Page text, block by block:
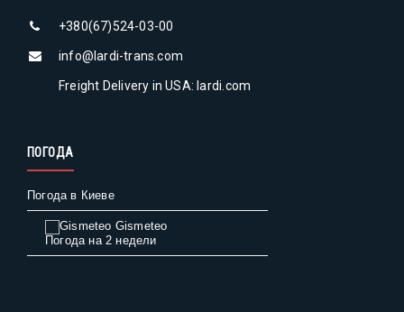
+380(67)524-03-00
info@lardi-trans.com
Freight Delivery in USA: lardi.com
ПОГОДА
Погода в Киеве
Gismeteo
Погода на 2 недели